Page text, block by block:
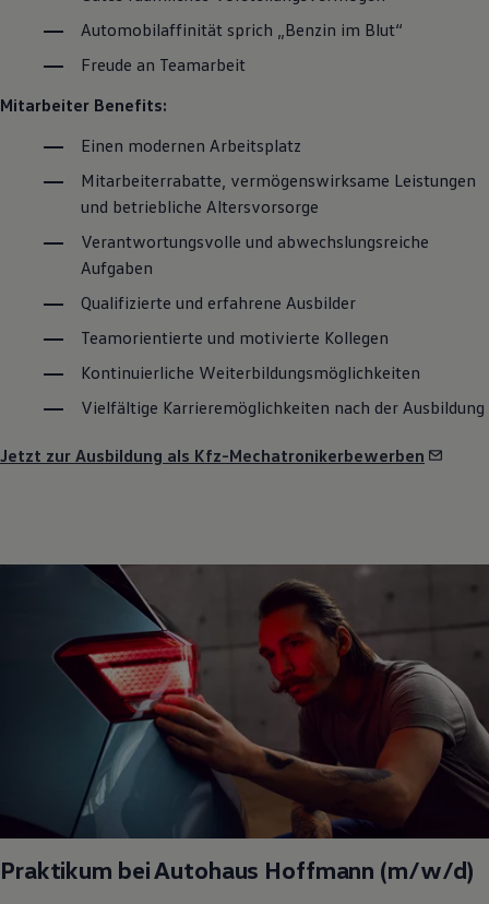
Automobilaffinität sprich „Benzin im Blut“
Freude an Teamarbeit
Mitarbeiter Benefits:
Einen modernen Arbeitsplatz
Mitarbeiterrabatte, vermögenswirksame Leistungen
und betriebliche Altersvorsorge
Verantwortungsvolle und abwechslungsreiche
Aufgaben
Qualifizierte und erfahrene Ausbilder
Teamorientierte und motivierte Kollegen
Kontinuierliche Weiterbildungsmöglichkeiten
Vielfältige Karrieremöglichkeiten nach der Ausbildung
Jetzt zur Ausbildung als Kfz-Mechatronikerbewerben
Praktikum bei Autohaus Hoffmann (m/w/d)